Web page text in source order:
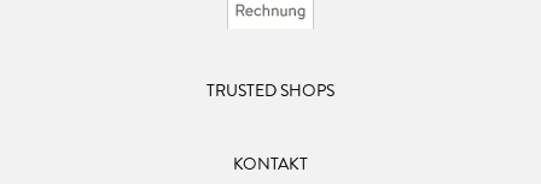
TRUSTED SHOPS
KONTAKT